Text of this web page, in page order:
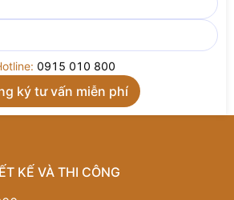
kim loại hiện đại dọc hành lang
các không gian như bếp, phòng
lại cảm giác rộng rãi và thoáng
Chính nhờ cách sử dụng vật liệu và
này, mẫu thiết kế hành lang hiện
nhẹ nhàng nhưng vẫn đầy ấn
trong hành lang. Các tác phẩm
hợp cùng kệ trang trí, đèn chiếu
0915 010 800
KẾ VÀ THI CÔNG